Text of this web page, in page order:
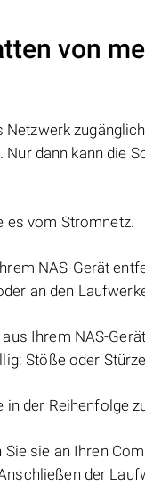
von
Netzwerk
dann kann die
es vom Stromnetz.
NAS-Gerät
an den
Ihrem NAS-
Stöße oder
der Reihenfolge
sie an Ihren
der